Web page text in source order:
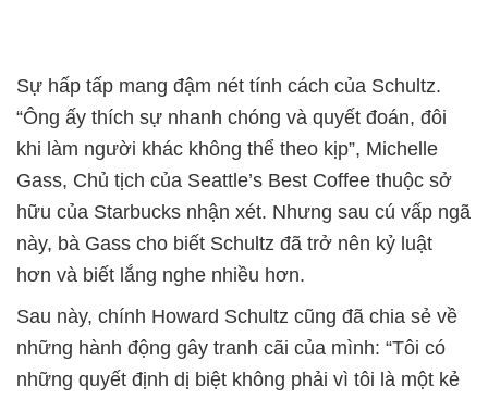
Sự hấp tấp mang đậm nét tính cách của Schultz.
“Ông ấy thích sự nhanh chóng và quyết đoán, đôi
khi làm người khác không thể theo kịp”, Michelle
Gass, Chủ tịch của Seattle’s Best Coffee thuộc sở
hữu của Starbucks nhận xét. Nhưng sau cú vấp ngã
này, bà Gass cho biết Schultz đã trở nên kỷ luật
hơn và biết lắng nghe nhiều hơn.
Sau này, chính Howard Schultz cũng đã chia sẻ về
những hành động gây tranh cãi của mình: “Tôi có
những quyết định dị biệt không phải vì tôi là một kẻ